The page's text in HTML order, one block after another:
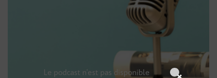
Le podcast n'est pas disponible